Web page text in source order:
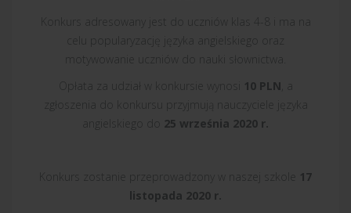
Konkurs adresowany jest do uczniów klas 4-8 i ma na
celu popularyzację języka angielskiego oraz
motywowanie uczniów do nauki słownictwa.
Opłata za udział w konkursie wynosi
10 PLN
zgłoszenia do konkursu przyjmują nauczyciele języka
angielskiego do
25 września 2020 r.
Konkurs zostanie przeprowadzony w naszej szkole
17
listopada 2020 r.